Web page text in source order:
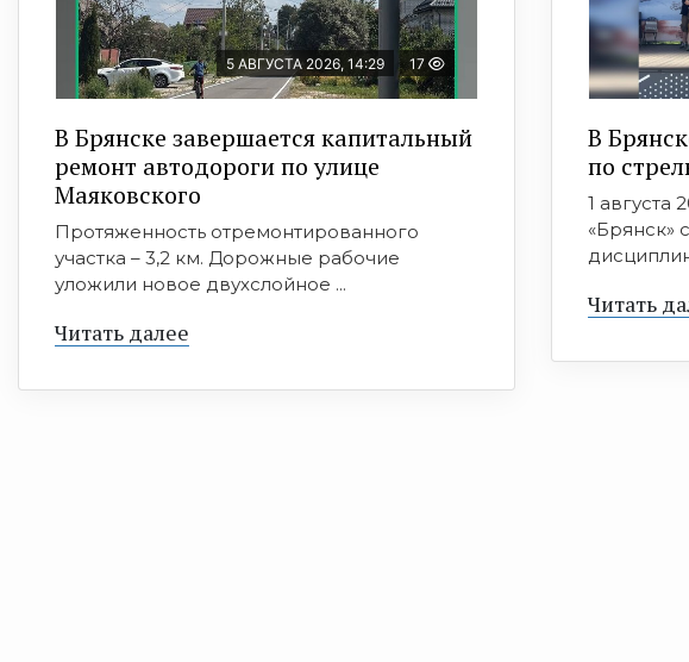
5 АВГУСТА 2026, 14:29 17
В Брянске завершается капитальный
ремонт автодороги по улице
Маяковского
Протяженность отремонтированного
участка – 3,2 км. Дорожные рабочие
уложили новое двухслойное ...
Читать далее
В
по
1 августа
«Брянск»
Читать